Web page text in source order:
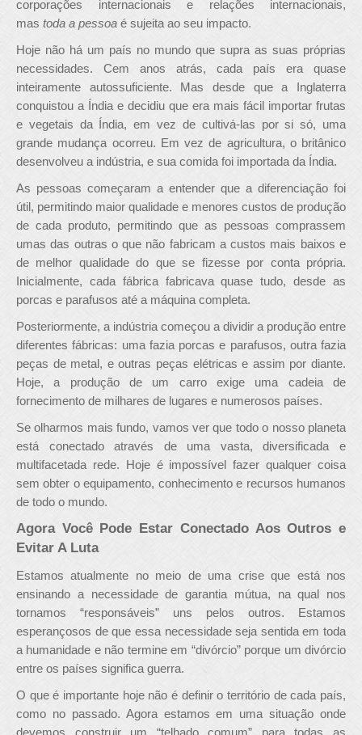
corporações internacionais e relações internacionais,
mas toda a pessoa é sujeita ao seu impacto.
Hoje não há um país no mundo que supra as suas próprias
necessidades. Cem anos atrás, cada país era quase
inteiramente autossuficiente. Mas desde que a Inglaterra
conquistou a Índia e decidiu que era mais fácil importar frutas
e vegetais da Índia, em vez de cultivá-las por si só, uma
grande mudança ocorreu. Em vez de agricultura, o britânico
desenvolveu a indústria, e sua comida foi importada da Índia.
As pessoas começaram a entender que a diferenciação foi
útil, permitindo maior qualidade e menores custos de produção
de cada produto, permitindo que as pessoas comprassem
umas das outras o que não fabricam a custos mais baixos e
de melhor qualidade do que se fizesse por conta própria.
Inicialmente, cada fábrica fabricava quase tudo, desde as
porcas e parafusos até a máquina completa.
Posteriormente, a indústria começou a dividir a produção entre
diferentes fábricas: uma fazia porcas e parafusos, outra fazia
peças de metal, e outras peças elétricas e assim por diante.
Hoje, a produção de um carro exige uma cadeia de
fornecimento de milhares de lugares e numerosos países.
Se olharmos mais fundo, vamos ver que todo o nosso planeta
está conectado através de uma vasta, diversificada e
multifacetada rede. Hoje é impossível fazer qualquer coisa
sem obter o equipamento, conhecimento e recursos humanos
de todo o mundo.
Agora Você Pode Estar Conectado Aos Outros e
Evitar A Luta
Estamos atualmente no meio de uma crise que está nos
ensinando a necessidade de garantia mútua, na qual nos
tornamos “responsáveis” uns pelos outros. Estamos
esperançosos de que essa necessidade seja sentida em toda
a humanidade e não termine em “divórcio” porque um divórcio
entre os países significa guerra.
O que é importante hoje não é definir o território de cada país,
como no passado. Agora estamos em uma situação onde
devemos construir um “telhado comum” para todas as